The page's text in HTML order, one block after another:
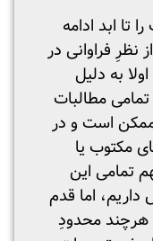
تا ابد ادامه
نظرِ فراوانی در
به دلیل
مطالبات
است و در
مکتوب یا
تمامی این
داریم، اما قدم
محدودِ